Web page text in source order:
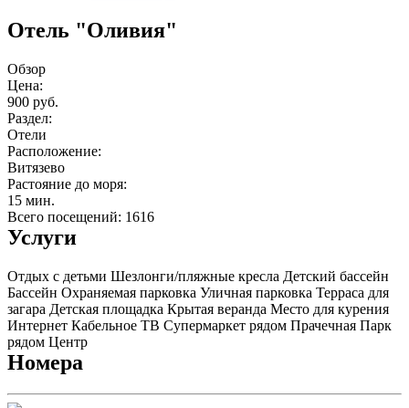
Отель "Оливия"
Обзор
Цена:
900 руб.
Раздел:
Отели
Расположение:
Витязево
Растояние до моря:
15 мин.
Всего посещений: 1616
Услуги
Отдых с детьми Шезлонги/пляжные кресла Детский бассейн
Бассейн Охраняемая парковка Уличная парковка Терраса для
загара Детская площадка Крытая веранда Место для курения
Интернет Кабельное ТВ Супермаркет рядом Прачечная Парк
рядом Центр
Номера